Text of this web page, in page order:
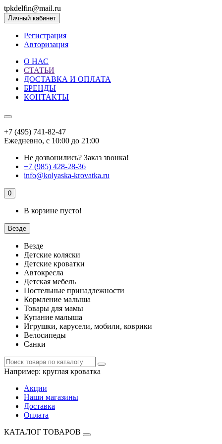
tpkdelfin@mail.ru
Личный кабинет
Регистрация
Авторизация
О НАС
СТАТЬИ
ДОСТАВКА И ОПЛАТА
БРЕНДЫ
КОНТАКТЫ
+7 (495) 741-82-47
Ежедневно, с 10:00 до 21:00
Не дозвонились? Заказ звонка!
+7 (985) 428-28-36
info@kolyaska-krovatka.ru
0
В корзине пусто!
Везде
Везде
Детские коляски
Детские кроватки
Автокресла
Детская мебель
Постельные принадлежности
Кормление малыша
Товары для мамы
Купание малыша
Игрушки, карусели, мобили, коврики
Велосипеды
Санки
Например: круглая кроватка
Акции
Наши магазины
Доставка
Оплата
КАТАЛОГ ТОВАРОВ